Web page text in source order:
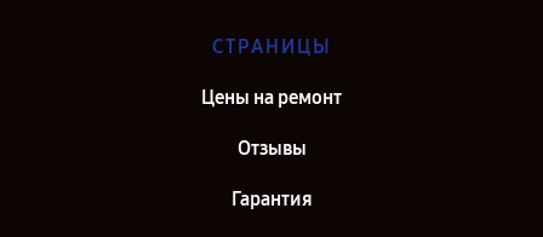
СТРАНИЦЫ
Цены на ремонт
Отзывы
Гарантия